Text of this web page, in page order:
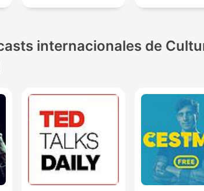
internacionales de